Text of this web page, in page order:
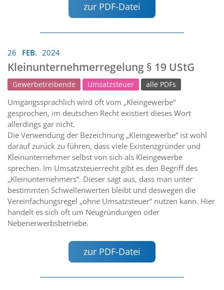
zur PDF-Datei
26 FEB. 2024
Kleinunternehmerregelung § 19 UStG
Gewerbetreibende Umsatzsteuer alle PDFs
Umgangssprachlich wird oft vom „Kleingewerbe“
gesprochen, im deutschen Recht existiert dieses Wort
allerdings gar nicht.
Die Verwendung der Bezeichnung „Kleingewerbe“ ist wohl
darauf zurück zu führen, dass viele Existenzgründer und
Kleinunternehmer selbst von sich als Kleingewerbe
sprechen. Im Umsatzsteuerrecht gibt es den Begriff des
„Kleinunternehmers“. Dieser sagt aus, dass man unter
bestimmten Schwellenwerten bleibt und deswegen die
Vereinfachungsregel „ohne Umsatzsteuer“ nutzen kann. Hier
handelt es sich oft um Neugründungen oder
Nebenerwerbsbetriebe.
zur PDF-Datei